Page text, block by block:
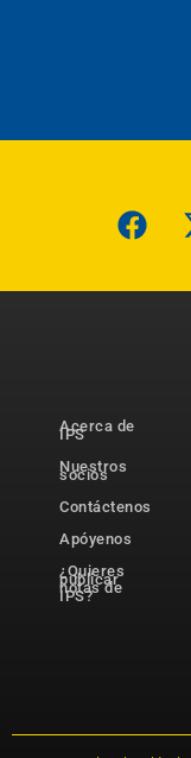
Acerca de
IPS
Nuestros
socios
Contáctenos
Apóyenos
¿Quieres
publicar
notas de
IPS?